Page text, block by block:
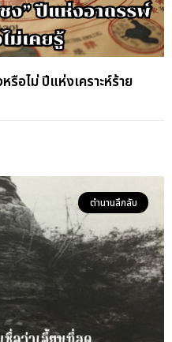
รือไม่ ปีแห่งเคราะห์ร้าย
ตำนานลึกลับ